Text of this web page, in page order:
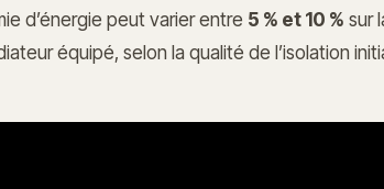
d’énergie peut varier entre 5 % et 10 % sur
équipé, selon la qualité de l’isolation